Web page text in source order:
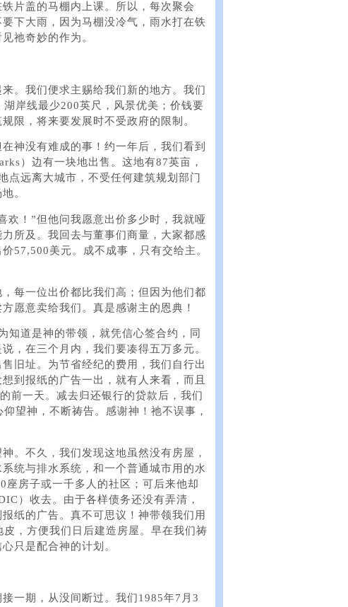
片盖的马棚内上课。所以，每次聚会
下大雨，因为马棚没冷气，雨水打在铁
祂奇妙的作为。
。我们便求主赐给我们新的地方。我们
岸线最少200英尺，风景优美；价钱要
限，将来要发展时不受政府的限制。
神没有难成的事！约一年后，我们看到
）边有一块地出售。这地有87英亩，
点远离大城市，不受任何建筑规划部门
。
欢！”但他问我愿意出价多少时，我就哑
所及。我回去与董事们商量，大家都感
57,500美元。成不成事，只有交给主。
每一位出价都比我们高；但因为他们都
愿意卖给我们。真是感谢主的恩典！
知道是神的带领，就凭信心签合约，同
，在三个月内，我们要凑得五万多元。
旧址。为节省经纪的费用，我们自行出
到报纸的广告一出，就有人来看，而且
前一天。减去归还银行的贷款后，我们
望神，不断祷告。感谢神！祂不误事，
。不久，我们发现这地虽然没有房屋，
统与排水系统，和一个普通城市用的水
房子或一千多人的社区；可后来他却
）收去。由于各样债务还没有弄清，
纸的广告。真不可思议！神带领我们用
，方便我们日后建造房屋。早在我们祷
只是配合神的计划。
一期，从没间断过。我们1985年7月3